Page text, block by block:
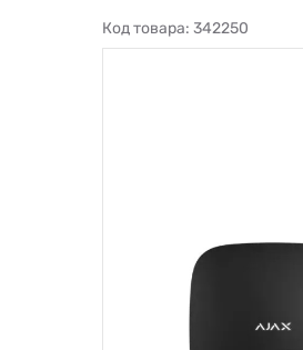
Код товара: 342250